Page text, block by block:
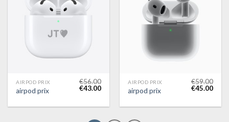
AIRPOD PRIX
airpod prix
€56.00
€43.00
AIRPOD PRIX
airpod prix
€59.00
€45.00